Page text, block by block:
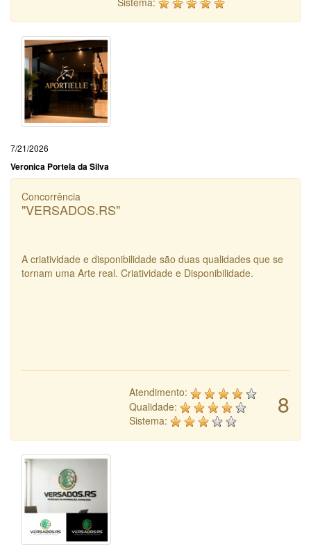
7/21/2026
Veronica Portela da Silva
Concorrência
"VERSADOS.RS"
A criatividade e disponibilidade são duas qualidades que se
tornam uma Arte real. Criatividade e Disponibilidade.
8
Atendimento:
Qualidade:
Sistema: